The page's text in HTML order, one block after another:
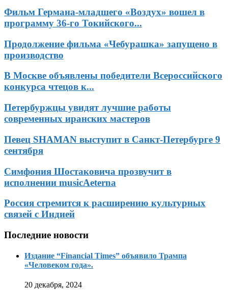
Фильм Германа-младшего «Воздух» вошел в
программу 36-го Токийского...
Продолжение фильма «Чебурашка» запущено в
производство
В Москве объявлены победители Всероссийского
конкурса чтецов к...
Петербуржцы увидят лучшие работы
современных иранских мастеров
Певец SHAMAN выступит в Санкт-Петербурге 9
сентября
Симфония Шостаковича прозвучит в
исполнении musicAeterna
Россия стремится к расширению культурных
связей с Индией
Последние новости
Издание “Financial Times” объявило Трампа
«Человеком года».
20 декабря, 2024